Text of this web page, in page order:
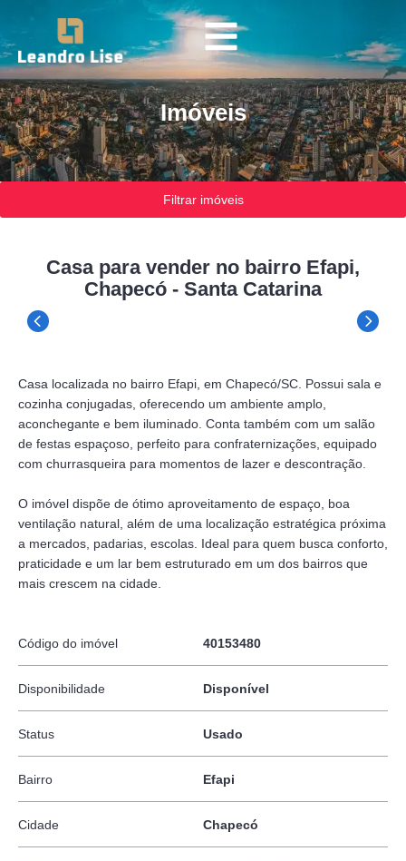
Imóveis
Filtrar imóveis
Casa para vender no bairro Efapi,
Chapecó - Santa Catarina
Casa localizada no bairro Efapi, em Chapecó/SC. Possui sala e
cozinha conjugadas, oferecendo um ambiente amplo,
aconchegante e bem iluminado. Conta também com um salão
de festas espaçoso, perfeito para confraternizações, equipado
com churrasqueira para momentos de lazer e descontração.
O imóvel dispõe de ótimo aproveitamento de espaço, boa
ventilação natural, além de uma localização estratégica próxima
a mercados, padarias, escolas. Ideal para quem busca conforto,
praticidade e um lar bem estruturado em um dos bairros que
mais crescem na cidade.
Código do imóvel 40153480
Disponibilidade Disponível
Status Usado
Bairro Efapi
Cidade Chapecó